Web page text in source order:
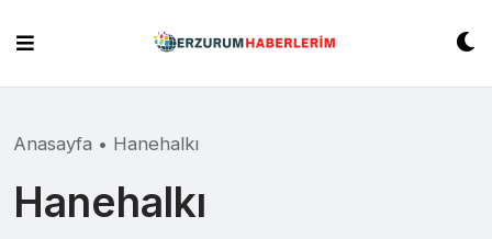
content
Anasayfa • Hanehalkı
Hanehalkı